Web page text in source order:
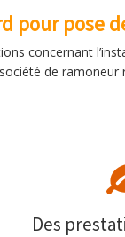
pour pose
concernant
de ramoneur
Des